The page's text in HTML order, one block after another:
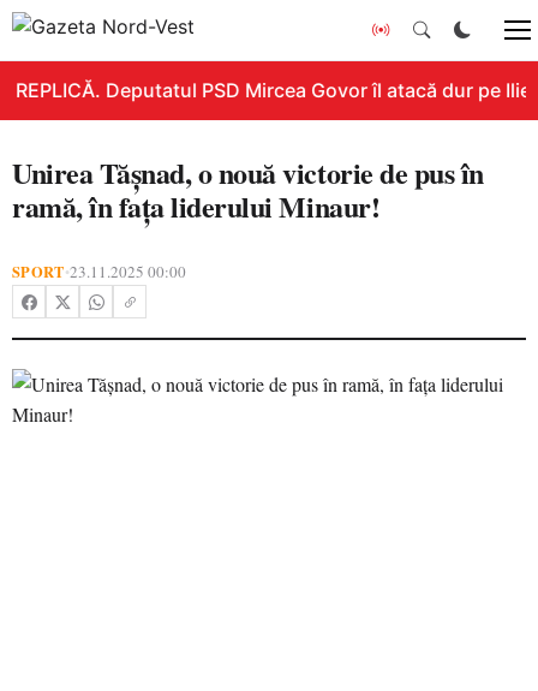
REPLICĂ. Deputatul PSD Mircea Govor îl atacă dur pe
Unirea Tășnad, o nouă victorie de pus în
ramă, în fața liderului Minaur!
SPORT•23.11.2025 00:00